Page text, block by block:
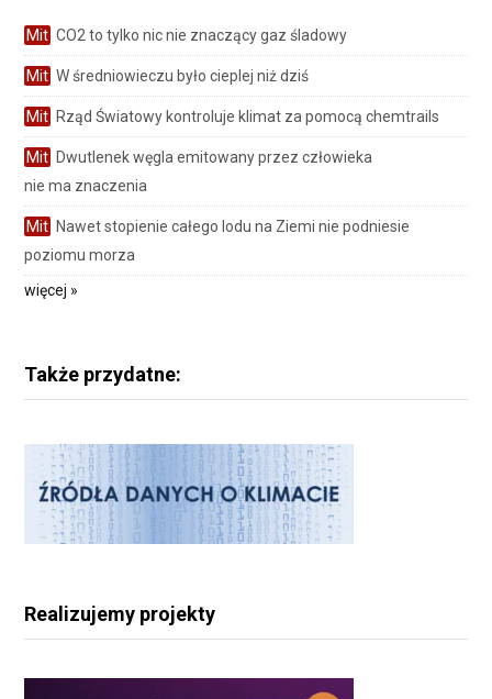
Mit CO2 to tylko nic nie znaczący gaz śladowy
Mit W średniowieczu było cieplej niż dziś
Mit Rząd Światowy kontroluje klimat za pomocą chemtrails
Mit Dwutlenek węgla emitowany przez człowieka
nie ma znaczenia
Mit Nawet stopienie całego lodu na Ziemi nie podniesie
poziomu morza
więcej »
Także przydatne:
Realizujemy projekty